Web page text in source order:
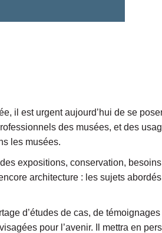
il est urgent aujourd’hui de se
des musées, et des
les musées.
expositions, conservation,
architecture : les sujets
d’études de cas, de
pour l’avenir. Il mettra en